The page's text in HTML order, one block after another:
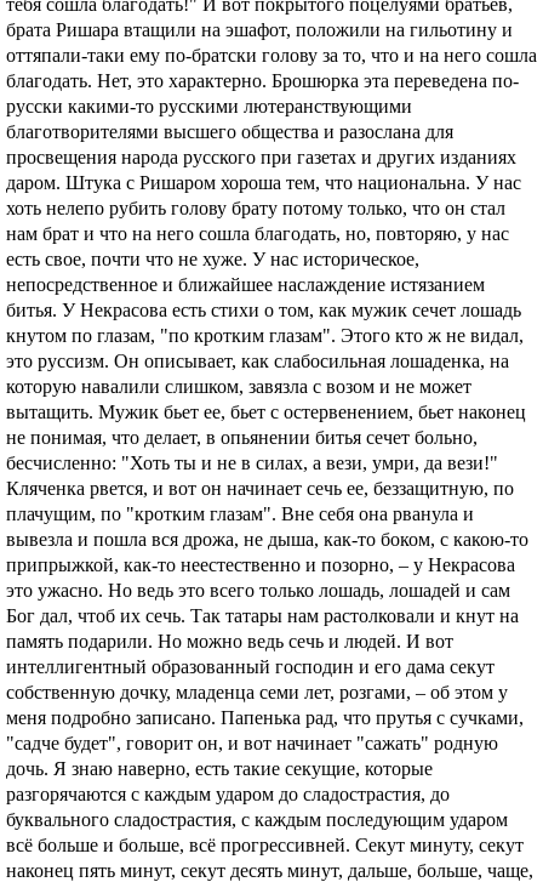
брата Ришара втащили на эшафот, положили на гильотину и
оттяпали-таки ему по-братски голову за то, что и на него сошла
благодать. Нет, это характерно. Брошюрка эта переведена по-
русски какими-то русскими лютеранствующими
благотворителями высшего общества и разослана для
просвещения народа русского при газетах и других изданиях
даром. Штука с Ришаром хороша тем, что национальна. У нас
хоть нелепо рубить голову брату потому только, что он стал
нам брат и что на него сошла благодать, но, повторяю, у нас
есть свое, почти что не хуже. У нас историческое,
непосредственное и ближайшее наслаждение истязанием
битья. У Некрасова есть стихи о том, как мужик сечет лошадь
кнутом по глазам, "по кротким глазам". Этого кто ж не видал,
это руссизм. Он описывает, как слабосильная лошаденка, на
которую навалили слишком, завязла с возом и не может
вытащить. Мужик бьет ее, бьет с остервенением, бьет наконец
не понимая, что делает, в опьянении битья сечет больно,
бесчисленно: "Хоть ты и не в силах, а вези, умри, да вези!"
Кляченка рвется, и вот он начинает сечь ее, беззащитную, по
плачущим, по "кротким глазам". Вне себя она рванула и
вывезла и пошла вся дрожа, не дыша, как-то боком, с какою-то
припрыжкой, как-то неестественно и позорно, – у Некрасова
это ужасно. Но ведь это всего только лошадь, лошадей и сам
Бог дал, чтоб их сечь. Так татары нам растолковали и кнут на
память подарили. Но можно ведь сечь и людей. И вот
интеллигентный образованный господин и его дама секут
собственную дочку, младенца семи лет, розгами, – об этом у
меня подробно записано. Папенька рад, что прутья с сучками,
"садче будет", говорит он, и вот начинает "сажать" родную
дочь. Я знаю наверно, есть такие секущие, которые
разгорячаются с каждым ударом до сладострастия, до
буквального сладострастия, с каждым последующим ударом
всё больше и больше, всё прогрессивней. Секут минуту, секут
наконец пять минут, секут десять минут, дальше, больше, чаще,